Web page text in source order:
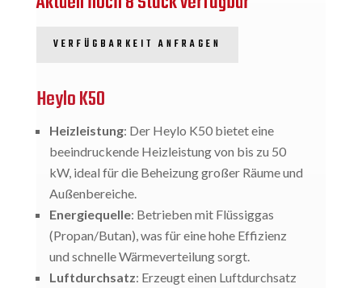
VERFÜGBARKEIT ANFRAGEN
Heylo K50
Heizleistung: Der Heylo K50 bietet eine
beeindruckende Heizleistung von bis zu 50
kW, ideal für die Beheizung großer Räume und
Außenbereiche.
Energiequelle: Betrieben mit Flüssiggas
(Propan/Butan), was für eine hohe Effizienz
und schnelle Wärmeverteilung sorgt.
Luftdurchsatz: Erzeugt einen Luftdurchsatz